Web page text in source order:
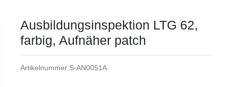
Ausbildungsinspektion LTG 62,
farbig, Aufnäher patch
Artikelnummer S-AN0051A